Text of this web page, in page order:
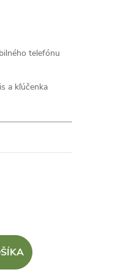
telefónu
a kľúčenka